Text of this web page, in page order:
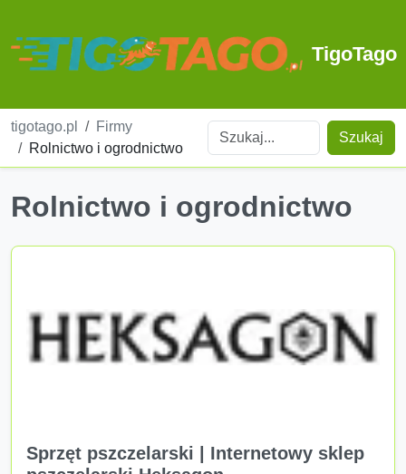
TigoTago
tigotago.pl
Firmy
Rolnictwo i ogrodnictwo
Szukaj
Rolnictwo i ogrodnictwo
Sprzęt pszczelarski | Internetowy sklep